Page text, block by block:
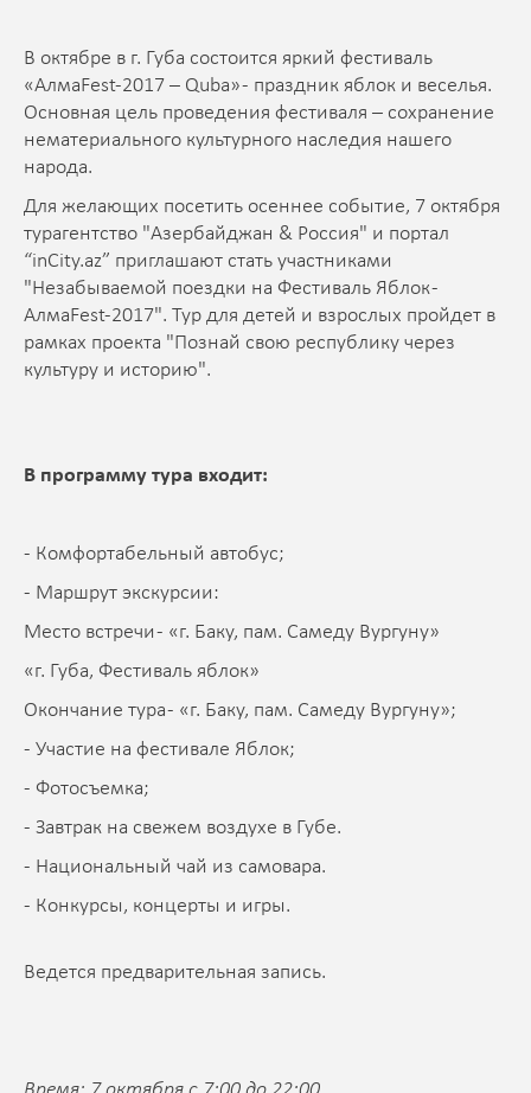
В октябре в г. Губа состоится яркий фестиваль
«AлмаFest-2017 – Quba» - праздник яблок и веселья.
Основная цель проведения фестиваля – сохранение
нематериального культурного наследия нашего
народа.
Для желающих посетить осеннее событие, 7 октября
турагентство "Азербайджан & Россия" и портал
“inCity.az” приглашают стать участниками
"Незабываемой поездки на Фестиваль Яблок -
AлмаFest-2017". Тур для детей и взрослых пройдет в
рамках проекта "Познай свою республику через
культуру и историю".
В программу тура входит:
- Комфортабельный автобус;
- Маршрут экскурсии:
Место встречи - «г. Баку, пам. Самеду Вургуну»
«г. Губа, Фестиваль яблок»
Окончание тура - «г. Баку, пам. Самеду Вургуну»;
- Участие на фестивале Яблок;
- Фотосъемка;
- Завтрак на свежем воздухе в Губе.
- Национальный чай из самовара.
- Конкурсы, концерты и игры.
Ведется предварительная запись.